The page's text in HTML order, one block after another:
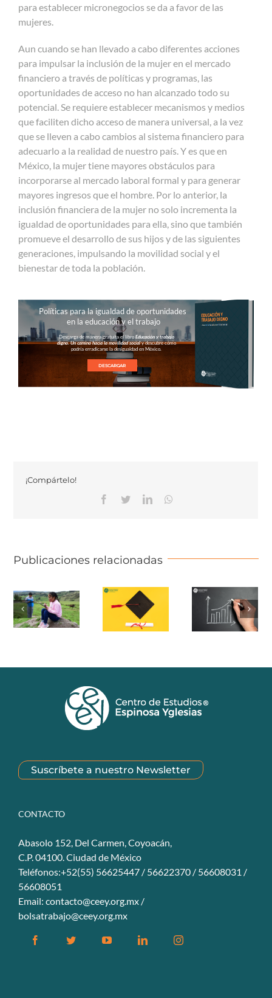
para establecer micronegocios se da a favor de las
mujeres.
Aun cuando se han llevado a cabo diferentes acciones
para impulsar la inclusión de la mujer en el mercado
financiero a través de políticas y programas, las
oportunidades de acceso no han alcanzado todo su
potencial. Se requiere establecer mecanismos y medios
que faciliten dicho acceso de manera universal, a la vez
que se lleven a cabo cambios al sistema financiero para
adecuarlo a la realidad de nuestro país. Y es que en
México, la mujer tiene mayores obstáculos para
incorporarse al mercado laboral formal y para generar
mayores ingresos que el hombre. Por lo anterior, la
inclusión financiera de la mujer no solo incrementa la
igualdad de oportunidades para ella, sino que también
promueve el desarrollo de sus hijos y de las siguientes
generaciones, impulsando la movilidad social y el
bienestar de toda la población.
en la educación y el trabajo
Políticas para la igualdad de oportunidades
Descarga de manera gratuita el libroEducación y trabajo
digno. Un camino hacia la movilidad socialy descubre cómo
podría erradicarse la desigualdad en México.
DESCARGAR
¡Compártelo!
Facebook
TwitterLinkedinWhatsapp
Publicaciones relacionadas
Suscríbete a nuestro Newsletter
CONTACTO
Abasolo 152, Del Carmen, Coyoacán,
C.P. 04100. Ciudad de México
Teléfonos:+52(55) 56625447 / 56622370 / 56608031 /
56608051
Email: contacto@ceey.org.mx /
bolsatrabajo@ceey.org.mx
FacebookTwitter YouTubeLinkedinInstagram